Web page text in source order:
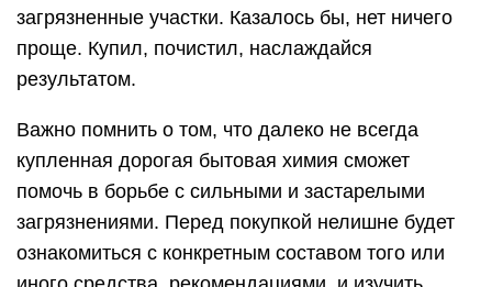
загрязненные участки. Казалось бы, нет ничего
проще. Купил, почистил, наслаждайся
результатом.
Важно помнить о том, что далеко не всегда
купленная дорогая бытовая химия сможет
помочь в борьбе с сильными и застарелыми
загрязнениями. Перед покупкой нелишне будет
ознакомиться с конкретным составом того или